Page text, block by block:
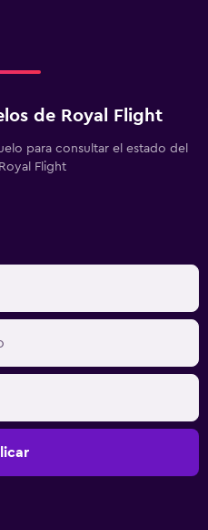
de Royal Flight
para consultar el estado del
Flight